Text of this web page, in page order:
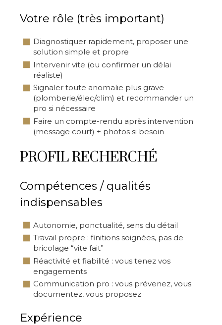
Votre rôle (très important)
Diagnostiquer rapidement, proposer une
solution simple et propre
Intervenir vite (ou confirmer un délai
réaliste)
Signaler toute anomalie plus grave
(plomberie/élec/clim) et recommander un
pro si nécessaire
Faire un compte-rendu après intervention
(message court) + photos si besoin
PROFIL RECHERCHÉ
Compétences / qualités
indispensables
Autonomie, ponctualité, sens du détail
Travail propre : finitions soignées, pas de
bricolage “vite fait”
Réactivité et fiabilité : vous tenez vos
engagements
Communication pro : vous prévenez, vous
documentez, vous proposez
Expérience